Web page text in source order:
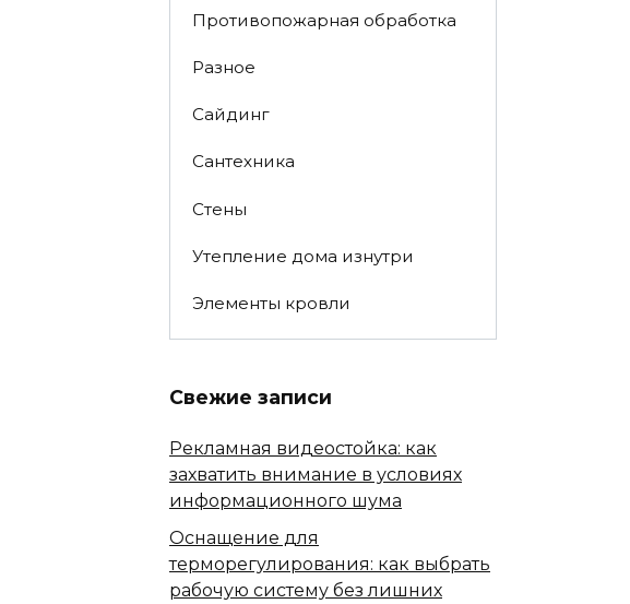
Противопожарная обработка
Разное
Сайдинг
Сантехника
Стены
Утепление дома изнутри
Элементы кровли
Свежие записи
Рекламная видеостойка: как
захватить внимание в условиях
информационного шума
Оснащение для
терморегулирования: как выбрать
рабочую систему без лишних